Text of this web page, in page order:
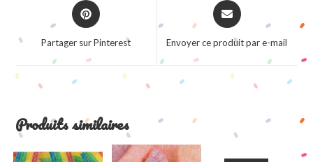
Opens
in
window
Partager sur Pinterest
Opens
in
new
Envoyer ce produit par e-mail
Produits similaires